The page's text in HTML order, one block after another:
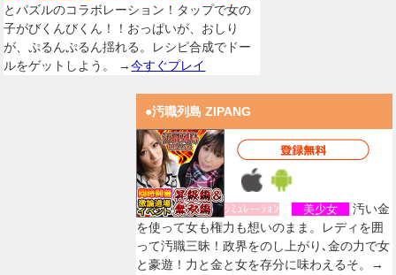
とパズルのコラボレーション！タップで女の
子がびくんびくん！！おっぱいが、おしり
が、ぷるんぷるん揺れる。レシピ合成でドー
ルをゲットしよう。 →今すぐプレイ
●汚職列島 ZIPANG
ｼﾐｭﾚーｼｮﾝ 美少女
汚い金
を使って女も権力も想いのまま。レディを囲
って汚職三昧！政界をのし上がり､金の力で女
と豪遊！力と金と女を存分に味わえるそ。→